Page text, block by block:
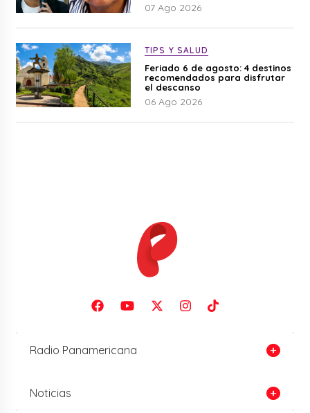
07 Ago 2026
TIPS Y SALUD
Feriado 6 de agosto: 4 destinos
recomendados para disfrutar
el descanso
06 Ago 2026
Radio Panamericana
Noticias